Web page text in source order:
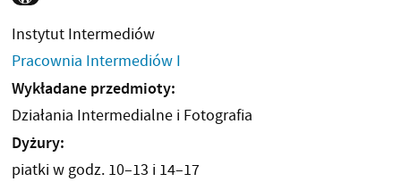
WORDPRESS
Instytut Intermediów
Pracownia Intermediów I
Wykładane przedmioty:
Działania Intermedialne i Fotografia
Dyżury:
piatki w godz. 10–13 i 14–17